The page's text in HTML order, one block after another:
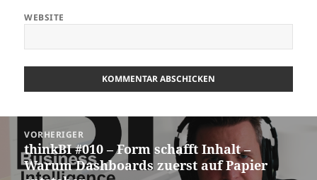
WEBSITE
Beitragsnavigation
VORHERIGER
Vorheriger
Beitrag:
thinkBI #010 – Form schafft Inhalt –
Warum Dashboards zuerst auf Papier